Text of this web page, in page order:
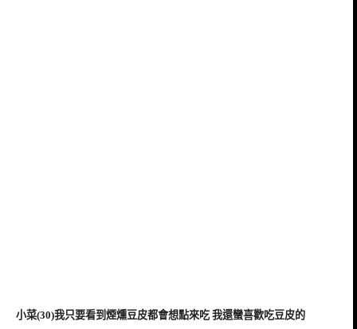
小菜(30)我只要看到煙燻豆皮都會想點來吃 我還蠻喜歡吃豆皮的